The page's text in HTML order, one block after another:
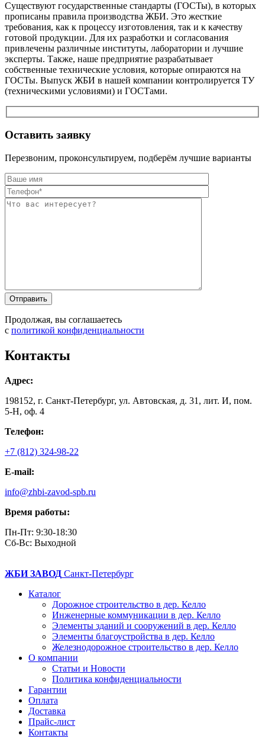
Существуют государственные стандарты (ГОСТы), в которых
прописаны правила производства ЖБИ. Это жесткие
требования, как к процессу изготовления, так и к качеству
готовой продукции. Для их разработки и согласования
привлечены различные институты, лаборатории и лучшие
эксперты. Также, наше предприятие разрабатывает
собственные технические условия, которые опираются на
ГОСТы. Выпуск ЖБИ в нашей компании контролируется ТУ
(техническими условиями) и ГОСТами.
Оставить заявку
Перезвоним, проконсультируем, подберём лучшие варианты
Продолжая, вы соглашаетесь
с политикой конфиденциальности
Контакты
Адрес:
198152, г. Санкт-Петербург, ул. Автовская, д. 31, лит. И, пом.
5-Н, оф. 4
Телефон:
+7 (812) 324-98-22
E-mail:
info@zhbi-zavod-spb.ru
Время работы:
Пн-Пт: 9:30-18:30
Cб-Вс: Выходной
ЖБИ ЗАВОД Санкт-Петербург
Каталог
Дорожное строительство в дер. Келло
Инженерные коммуникации в дер. Келло
Элементы зданий и сооружений в дер. Келло
Элементы благоустройства в дер. Келло
Железнодорожное строительство в дер. Келло
О компании
Статьи и Новости
Политика конфиденциальности
Гарантии
Оплата
Доставка
Прайс-лист
Контакты